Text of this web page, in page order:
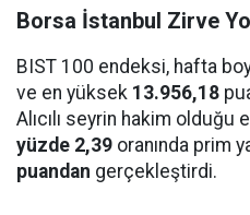
Borsa İstanbul Zirve
BIST 100 endeksi, hafta
ve en yüksek 13.956,18
Alıcılı seyrin hakim olduğu
yüzde 2,39 oranında prim
puandan gerçekleştirdi.